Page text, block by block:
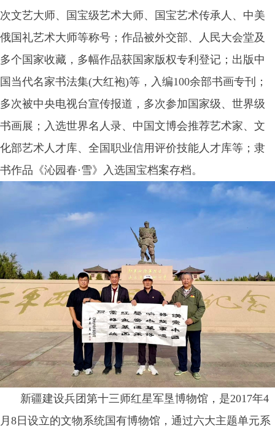
次文艺大师、国宝级艺术大师、国宝艺术传承人、中美
俄国礼艺术大师等称号；作品被外交部、人民大会堂及
多个国家收藏，多幅作品获国家版权专利登记；出版中
国当代名家书法集(大红袍)等，入编100余部书画专刊；
多次被中央电视台宣传报道，多次参加国家级、世界级
书画展；入选世界名人录、中国文博会推荐艺术家、文
化部艺术人才库、全国职业信用评价技能人才库等；隶
书作品《沁园春·雪》入选国宝档案存档。
新疆建设兵团第十三师红星军垦博物馆，是2017年4
月8日设立的文物系统国有博物馆，通过六大主题单元系